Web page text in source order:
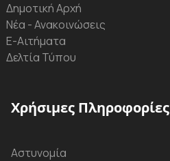
Δημοτική Αρχή
Νέα - Ανακοινώσεις
Ε-Αιτήματα
Δελτία Τύπου
Χρήσιμες Πληροφορίες
Αστυνομία